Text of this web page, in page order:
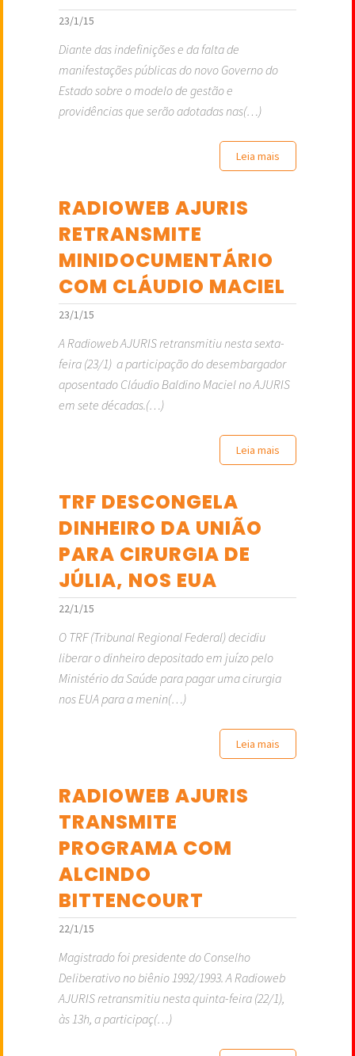
23/1/15
Diante das indefinições e da falta de
manifestações públicas do novo Governo do
Estado sobre o modelo de gestão e
providências que serão adotadas nas(…)
Leia mais
RADIOWEB AJURIS
RETRANSMITE
MINIDOCUMENTÁRIO
COM CLÁUDIO MACIEL
23/1/15
A Radioweb AJURIS retransmitiu nesta sexta-
feira (23/1) a participação do desembargador
aposentado Cláudio Baldino Maciel no AJURIS
em sete décadas.(…)
Leia mais
TRF DESCONGELA
DINHEIRO DA UNIÃO
PARA CIRURGIA DE
JÚLIA, NOS EUA
22/1/15
O TRF (Tribunal Regional Federal) decidiu
liberar o dinheiro depositado em juízo pelo
Ministério da Saúde para pagar uma cirurgia
nos EUA para a menin(…)
Leia mais
RADIOWEB AJURIS
TRANSMITE
PROGRAMA COM
ALCINDO
BITTENCOURT
22/1/15
Magistrado foi presidente do Conselho
Deliberativo no biênio 1992/1993. A Radioweb
AJURIS retransmitiu nesta quinta-feira (22/1),
às 13h, a participaç(…)